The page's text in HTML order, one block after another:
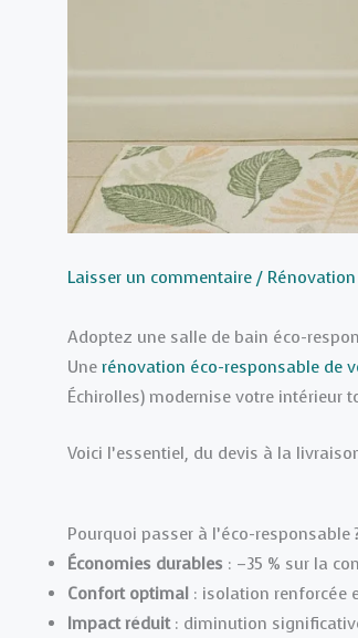
Laisser un commentaire /
Adoptez une salle de bain éco-
Une rénovation éco-responsable de
Échirolles) modernise votre intérieur
Voici l’essentiel, du devis à la
Pourquoi passer à l’éco-responsable
Économies durables : –35 % sur la
Confort optimal : isolation renforcée
Impact réduit: diminution